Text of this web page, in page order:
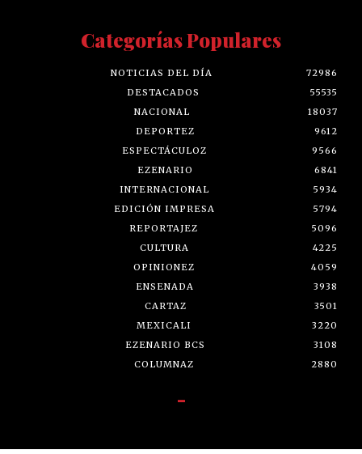
Categorías Populares
NOTICIAS DEL DÍA
72986
DESTACADOS
55535
NACIONAL
18037
DEPORTEZ
9612
ESPECTÁCULOZ
9566
EZENARIO
6841
INTERNACIONAL
5934
EDICIÓN IMPRESA
5794
REPORTAJEZ
5096
CULTURA
4225
OPINIONEZ
4059
ENSENADA
3938
CARTAZ
3501
MEXICALI
3220
EZENARIO BCS
3108
COLUMNAZ
2880
-